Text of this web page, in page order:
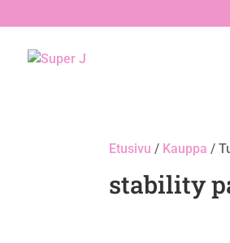
Etusivu / Kauppa /
stability